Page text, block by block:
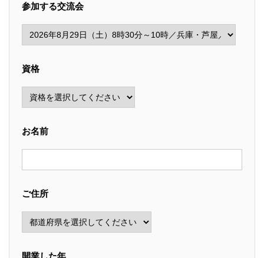
参加する交流会
資格
お名前
ご住所
開業した年